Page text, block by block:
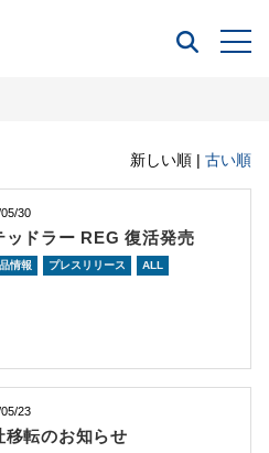
新しい順 | 古い順
30
ッドラー REG 復活発売
情報 プレスリリース ALL
23
移転のお知らせ